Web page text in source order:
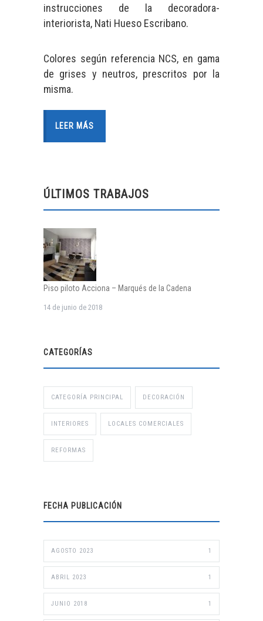
instrucciones de la decoradora-
interiorista, Nati Hueso Escribano.
Colores según referencia NCS, en gama
de grises y neutros, prescritos por la
misma.
LEER MÁS
ÚLTIMOS TRABAJOS
Piso piloto Acciona – Marqués de la Cadena
14 de junio de 2018
CATEGORÍAS
CATEGORÍA PRINCIPAL DECORACIÓN
INTERIORES LOCALES COMERCIALES
REFORMAS
FECHA PUBLICACIÓN
AGOSTO 2023 1
ABRIL 2023 1
JUNIO 2018 1